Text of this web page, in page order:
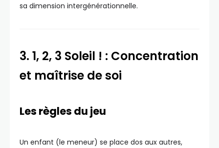
sa dimension intergénérationnelle.
3. 1, 2, 3 Soleil ! : Concentration
et maîtrise de soi
Les règles du jeu
Un enfant (le meneur) se place dos aux autres,